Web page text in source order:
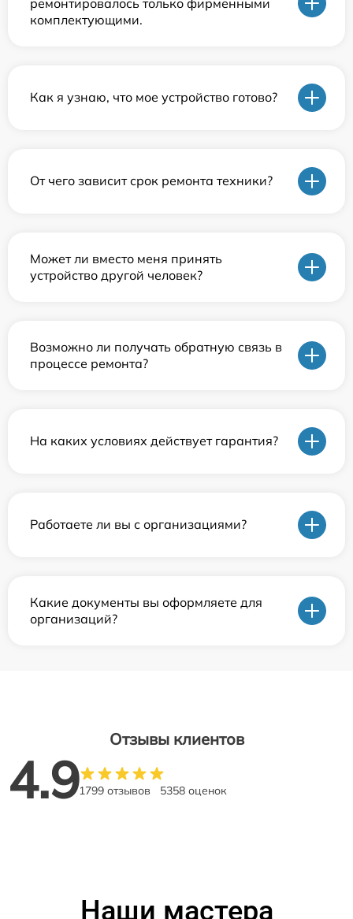
комплектующими.
Как я узнаю, что мое устройство готово?
От чего зависит срок ремонта техники?
Может ли вместо меня принять
устройство другой человек?
Возможно ли получать обратную связь в
процессе ремонта?
На каких условиях действует гарантия?
Работаете ли вы с организациями?
Какие документы вы оформляете для
организаций?
Отзывы клиентов
4.91799 отзывов 5358 оценок
Наши мастера